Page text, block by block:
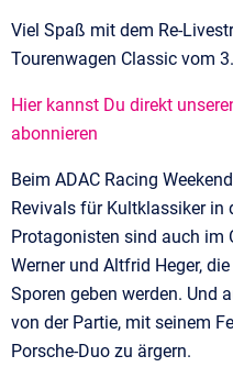
Viel Spaß mit dem Re-
Tourenwagen Classic vom
Hier kannst Du direkt
abonnieren
Beim ADAC Racing
Revivals für Kultklassiker in
Protagonisten sind auch im
Werner und Altfrid Heger,
Sporen geben werden. Und
von der Partie, mit seinem
Porsche-Duo zu ärgern.